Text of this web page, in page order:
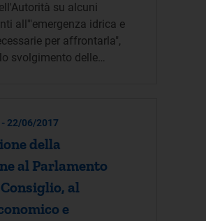
su alcuni
all'"emergenza idrica e
per affrontarla",
svolgimento delle…
- 22/06/2017
della
al Parlamento
al
e